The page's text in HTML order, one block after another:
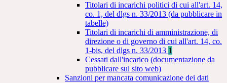
Titolari di incarichi politici di cui all'art. 14,
co. 1, del dlgs n. 33/2013 (da pubblicare in
tabelle)
Titolari di incarichi di amministrazione, di
direzione o di governo di cui all'art. 14, co.
1-bis, del dlgs n. 33/2013 1
Cessati dall'incarico (documentazione da
pubblicare sul sito web)
Sanzioni per mancata comunicazione dei dati